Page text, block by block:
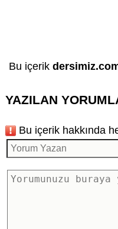
Bu içerik
YAZILAN
Bu içerik hakkında